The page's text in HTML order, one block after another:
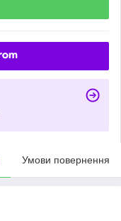
Умови повернення